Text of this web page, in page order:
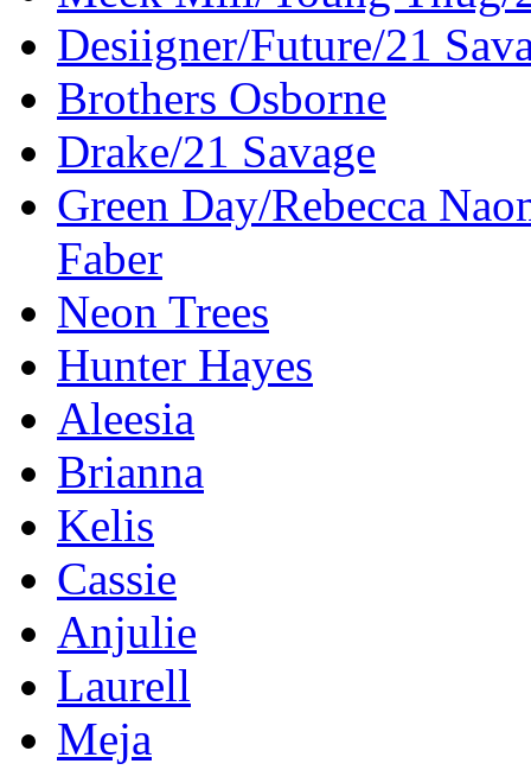
Desiigner/Future/21
Brothers Osborne
Drake/21 Savage
Green Day/Rebecca
Faber
Neon Trees
Hunter Hayes
Aleesia
Brianna
Kelis
Cassie
Anjulie
Laurell
Meja